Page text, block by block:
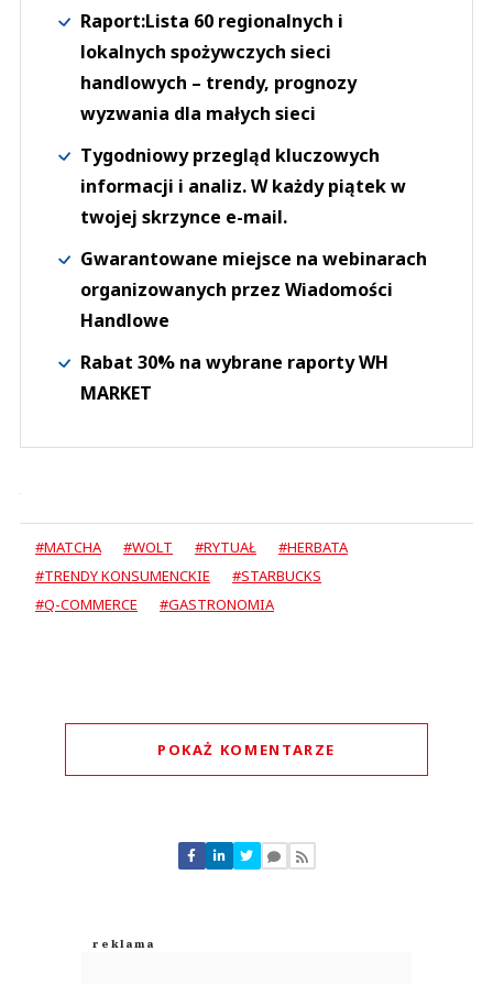
Raport:Lista 60 regionalnych i
lokalnych spożywczych sieci
handlowych – trendy, prognozy
wyzwania dla małych sieci
Tygodniowy przegląd kluczowych
informacji i analiz. W każdy piątek w
twojej skrzynce e-mail.
Gwarantowane miejsce na webinarach
organizowanych przez Wiadomości
Handlowe
Rabat 30% na wybrane raporty WH
MARKET
#MATCHA #WOLT #RYTUAŁ
#HERBATA
#TRENDY KONSUMENCKIE
#STARBUCKS
#Q-COMMERCE
#GASTRONOMIA
POKAŻ KOMENTARZE
Nie znaleziono komentarzy
Zostaw swoje komentarze